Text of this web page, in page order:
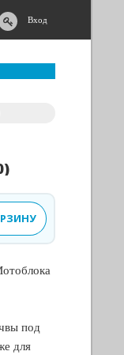
Вход
под
для